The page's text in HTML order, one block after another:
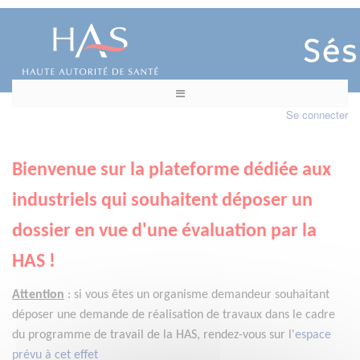
Se connecter
Bienvenue sur la plateforme dédiée aux
industriels qui souhaitent déposer un
dossier en vue d'une évaluation par la
HAS !
Attention : si vous êtes un organisme demandeur souhaitant
déposer une demande de réalisation de travaux dans le cadre
du programme de travail de la HAS, rendez-vous sur l'espace
prévu à cet effet